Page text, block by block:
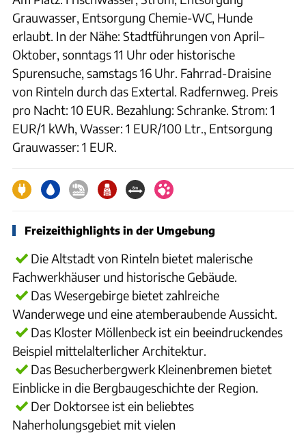
Grauwasser, Entsorgung Chemie-WC, Hunde
erlaubt. In der Nähe: Stadtführungen von April–
Oktober, sonntags 11 Uhr oder historische
Spurensuche, samstags 16 Uhr. Fahrrad-Draisine
von Rinteln durch das Extertal. Radfernweg. Preis
pro Nacht: 10 EUR. Bezahlung: Schranke. Strom: 1
EUR/1 kWh, Wasser: 1 EUR/100 Ltr., Entsorgung
Grauwasser: 1 EUR.
Freizeithighlights in der Umgebung
Die Altstadt von Rinteln bietet malerische
Fachwerkhäuser und historische Gebäude.
Das Wesergebirge bietet zahlreiche
Wanderwege und eine atemberaubende Aussicht.
Das Kloster Möllenbeck ist ein beeindruckendes
Beispiel mittelalterlicher Architektur.
Das Besucherbergwerk Kleinenbremen bietet
Einblicke in die Bergbaugeschichte der Region.
Der Doktorsee ist ein beliebtes
Naherholungsgebiet mit vielen